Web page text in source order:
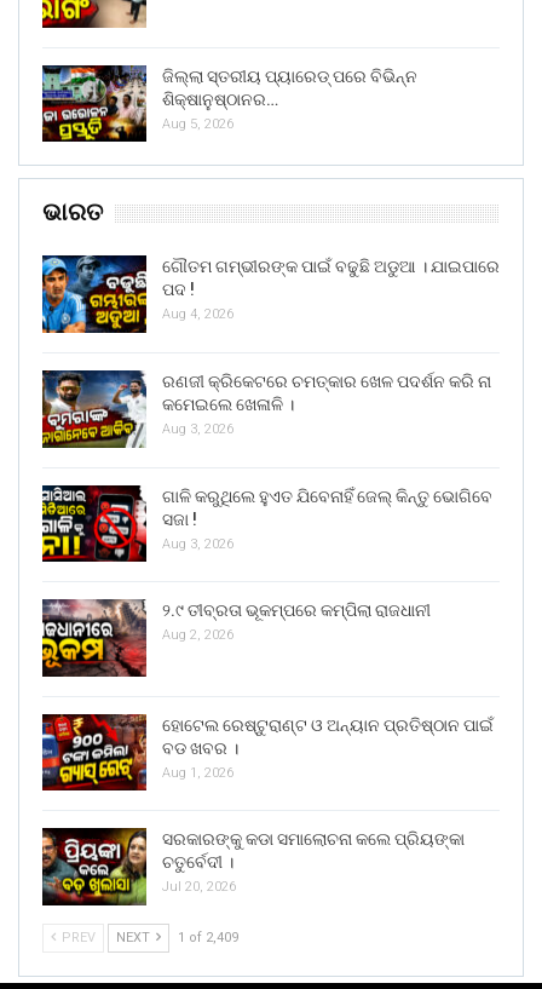
ଜିଲ୍ଲା ସ୍ତରୀୟ ପ୍ୟାରେଡ୍ ପରେ ବିଭିନ୍ନ
ଶିକ୍ଷାନୁଷ୍ଠାନର…
Aug 5, 2026
ଭାରତ
ଗୌତମ ଗମ୍ଭୀରଙ୍କ ପାଇଁ ବଢୁଛି ଅଡୁଆ । ଯାଇପାରେ
ପଦ !
Aug 4, 2026
ରଣଜୀ କ୍ରିକେଟରେ ଚମତ୍କାର ଖେଳ ପଦର୍ଶନ କରି ନା
କମେଇଲେ ଖେଳାଳି ।
Aug 3, 2026
ଗାଳି କରୁଥିଲେ ହୁଏତ ଯିବେନାହିଁ ଜେଲ୍ କିନ୍ତୁ ଭୋଗିବେ
ସଜା !
Aug 3, 2026
୨.୯ ତୀବ୍ରତା ଭୂକମ୍ପରେ କମ୍ପିଲା ରାଜଧାନୀ
Aug 2, 2026
ହୋଟେଲ ରେଷ୍ଟୁରାଣ୍ଟ ଓ ଅନ୍ୟାନ ପ୍ରତିଷ୍ଠାନ ପାଇଁ
ବଡ ଖବର ।
Aug 1, 2026
ସରକାରଙ୍କୁ କଡା ସମାଲୋଚନା କଲେ ପ୍ରିୟଙ୍କା
ଚତୁର୍ବେଦୀ ।
Jul 20, 2026
PREV NEXT 1 of 2,409